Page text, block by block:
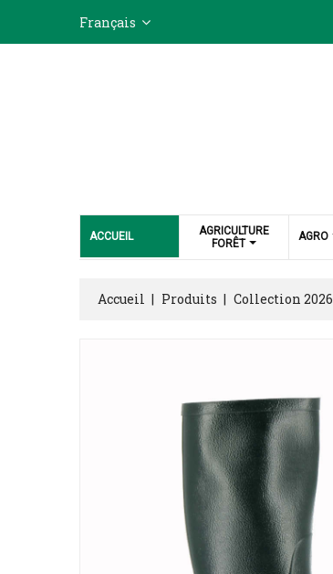
Français
ACCUEIL
AGRICULTURE
FORÊT
AGRO
Accueil Produits Collection 2026